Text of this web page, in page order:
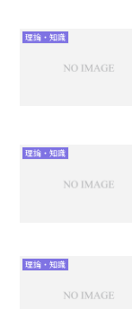
理論・知識
理論・知識
理論・知識